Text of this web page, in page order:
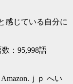
感じている自分に
数：95,998語
ｊｐ へい